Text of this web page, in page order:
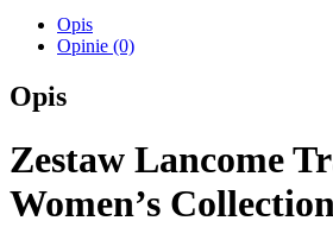
Opis
Opinie (0)
Opis
Zestaw Lancome
Women’s